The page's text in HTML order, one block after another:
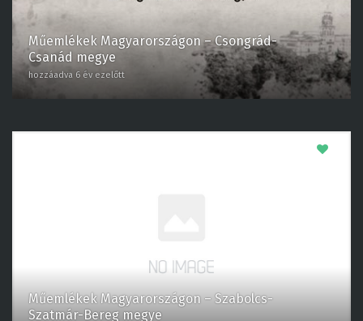
Műemlékek Magyarországon – Csongrád-
Csanád megye
hozzáadva 6 év ezelőtt
Szatmár-Bereg megye
hozzáadva 6 év ezelőtt